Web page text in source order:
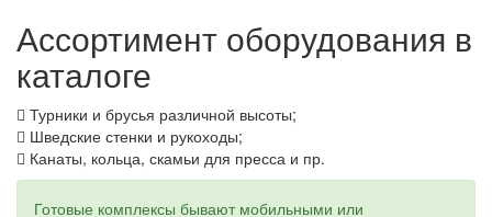
Ассортимент оборудования в
каталоге
Турники и брусья различной высоты;
Шведские стенки и рукоходы;
Канаты, кольца, скамьи для пресса и пр.
Готовые комплексы бывают мобильными или